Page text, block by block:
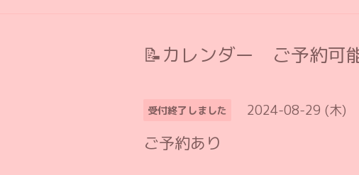
📝カレンダー ご予約可
受付終了しました 2024-08-29 (木)
ご予約あり